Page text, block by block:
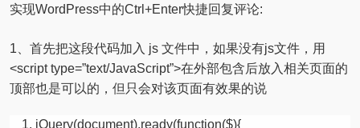
实现WordPress中的Ctrl+Enter快捷回复评论:
1、首先把这段代码加入 js 文件中，如果没有js文件，用
<script type=”text/JavaScript”>在外部包含后放入相关页面的
顶部也是可以的，但只会对该页面有效果的说
jQuery(document).ready(function($){